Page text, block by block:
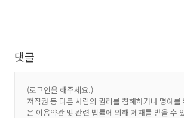
댓글